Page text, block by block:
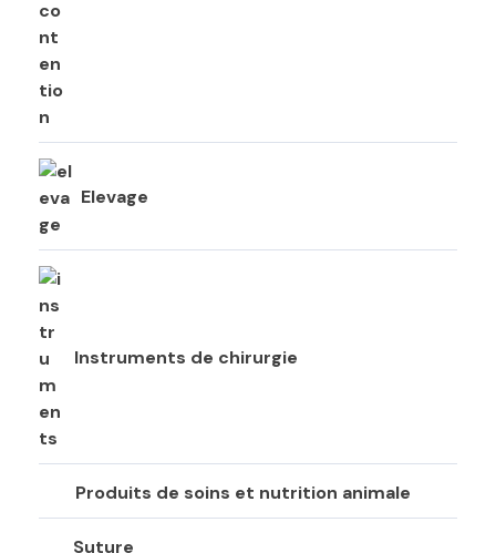
Elevage
Instruments de chirurgie
Produits de soins et nutrition animale
Suture